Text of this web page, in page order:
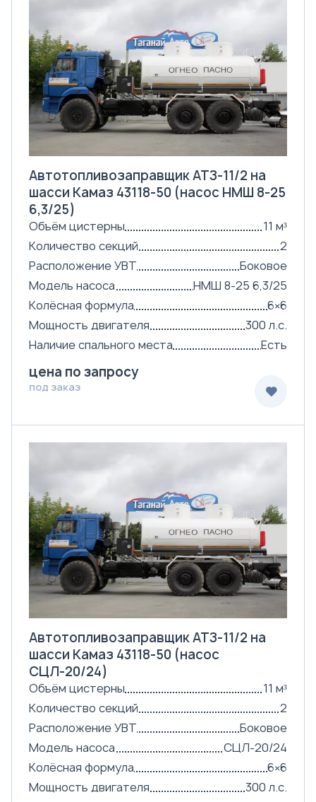
Автотопливозаправщик АТЗ-11/2 на
шасси Камаз 43118-50 (насос НМШ 8-25
6,3/25)
Объём цистерны
11 м³
Количество секций
2
Расположение УВТ
Боковое
Модель насоса
НМШ 8-25 6,3/25
Колёсная формула
6×6
Мощность двигателя
300 л.с.
Наличие спального места
Есть
цена по запросу
под заказ
Автотопливозаправщик АТЗ-11/2 на
шасси Камаз 43118-50 (насос
СЦЛ-20/24)
Объём цистерны
11 м³
Количество секций
2
Расположение УВТ
Боковое
Модель насоса
СЦЛ-20/24
Колёсная формула
6×6
Мощность двигателя
300 л.с.